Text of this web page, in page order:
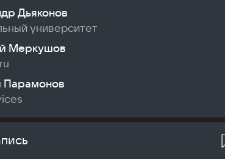
Дьяконов
университет
Меркушов
Парамонов